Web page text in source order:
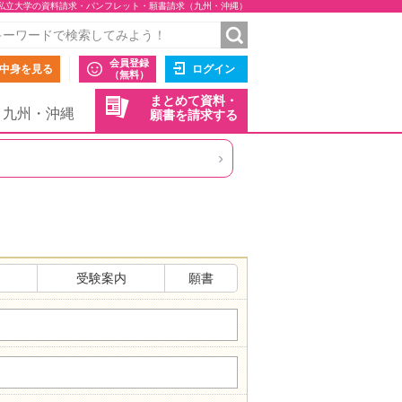
立大学の資料請求・パンフレット・願書請求（九州・沖縄）
身を見る
会員登録
（無料）
ログイン
まとめて資料・
願書を請求する
九州・沖縄
›
受験案内 願書